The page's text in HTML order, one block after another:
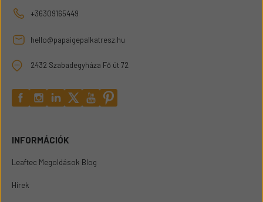
+36309165449
hello@papaigepalkatresz.hu
2432 Szabadegyháza Fő út 72
INFORMÁCIÓK
Leaftec Megoldások Blog
Hírek